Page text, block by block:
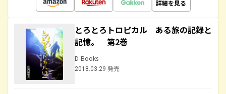
詳細を見る
とろとろトロピカル ある旅の記録と
記憶。 第2巻
D-Books
2018.03.29 発売